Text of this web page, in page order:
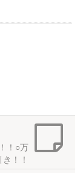
！○万
！！